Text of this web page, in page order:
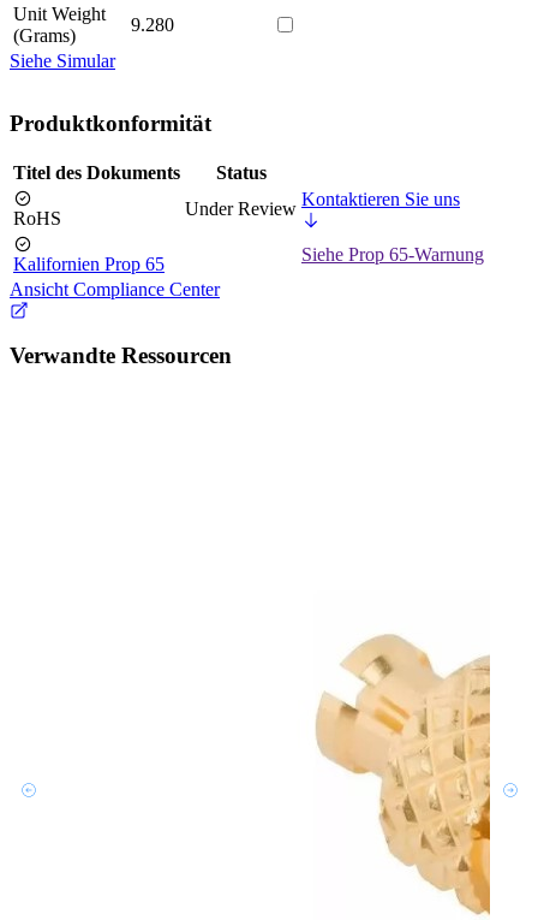
Unit Weight
(Grams)
9.280
Siehe Simular
Produktkonformität
Titel des Dokuments Status
RoHS Under Review Kontaktieren Sie uns
Kalifornien Prop 65
Siehe Prop 65-Warnung
Ansicht Compliance Center
Verwandte Ressourcen